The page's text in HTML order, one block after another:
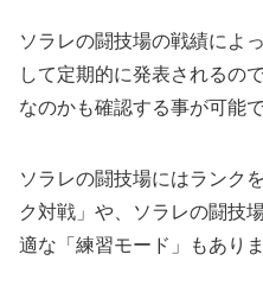
ソラレの闘技場の戦績によ
して定期的に発表されるの
なのかも確認する事が可能で
ソラレの闘技場にはランク
ク対戦」や、ソラレの闘技
適な「練習モード」もありま